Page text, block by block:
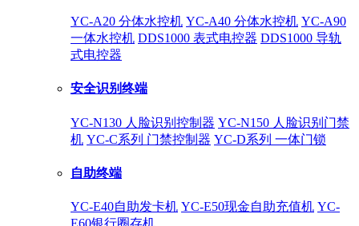
YC-A20 分体水控机 YC-A40 分体水控机 YC-A90
一体水控机 DDS1000 表式电控器 DDS1000 导轨
式电控器
安全识别终端
YC-N130 人脸识别控制器 YC-N150 人脸识别门禁
机 YC-C系列 门禁控制器 YC-D系列 一体门锁
自助终端
YC-E40自助发卡机 YC-E50现金自助充值机 YC-